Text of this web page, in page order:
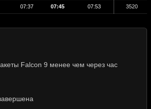
07:37 07:45 07:53 3520
Falcon 9 менее чем через час